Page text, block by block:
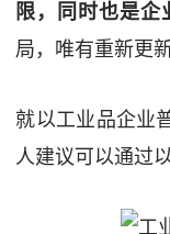
限，同时也是企
局，唯有重新更
就以工业品企业
人建议可以通过